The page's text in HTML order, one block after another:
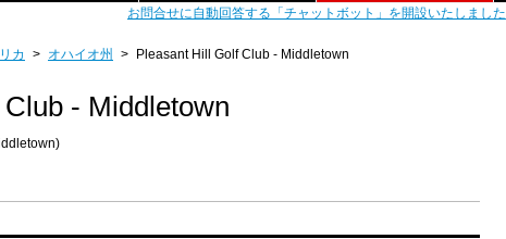
お問合せに自動回答する「チャットボット」を開設いたしました
カ > オハイオ州 > Pleasant Hill Golf Club - Middletown
- Middletown